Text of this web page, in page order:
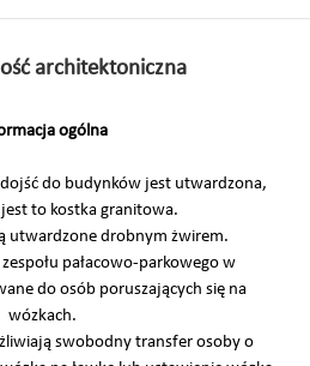
architektoniczna
ogólna
do budynków jest utwardzona,
to kostka granitowa.
utwardzone drobnym żwirem.
pałacowo-parkowego w
do osób poruszających się na
wózkach.
swobodny transfer osoby o